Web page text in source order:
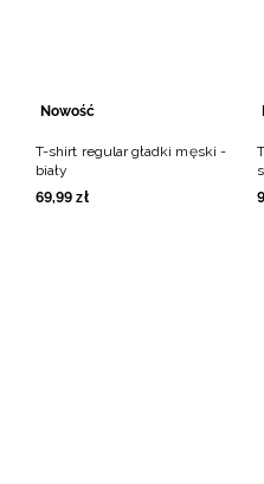
Nowość
T-shirt regular gładki męski -
biały
69,99 zł
NOWA KOLEKCJA
4F | DRIFT
Odkryj kolekcję